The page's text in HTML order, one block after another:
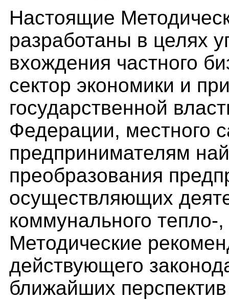
Настоящие
разработаны в целях
вхождения частного
сектор экономики и
государственной
Федерации, местного
предпринимателям
преобразования
осуществляющих
коммунального тепло-
Методические
действующего
ближайших